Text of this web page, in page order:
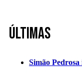
Últimas
Simão